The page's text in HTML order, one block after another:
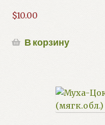
$10.00
В корзину